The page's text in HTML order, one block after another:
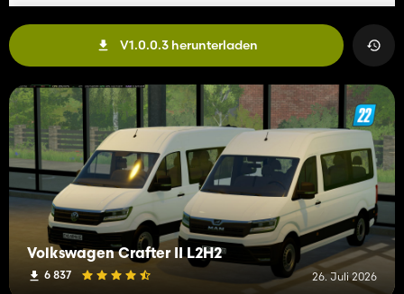
V1.0.0.3 herunterladen
Volkswagen Crafter II L2H2
6 837 26. Juli 2026